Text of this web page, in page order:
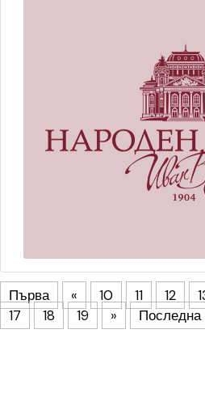
Първа « 10 11 12
17
18 19 » Последна